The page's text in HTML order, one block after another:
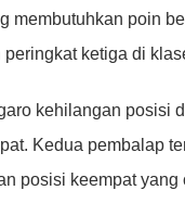
membutuhkan poin
peringkat ketiga di
kehilangan posisi
Kedua pembalap
posisi keempat yang